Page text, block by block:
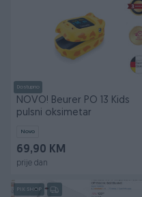
Dostupno
NOVO! Beurer PO 13 Kids
pulsni oksimetar
Novo
69,90 KM
prije dan
PIK SHOP